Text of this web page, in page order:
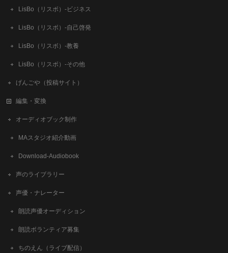
LisBo（リスボ）-ビジネス
LisBo（リスボ）-自己啓発
LisBo（リスボ）-教養
LisBo（リスボ）-その他
げんごや（投稿サイト）
編集・変換
オーディオブック制作
MAスタジオ紹介動画
Download-Audiobook
声のライブラリー
声優・ナレーター
朗読声優オーディション
朗読ボランティア募集
ちのえん（ライブ配信）